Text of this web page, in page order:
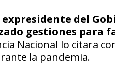
del
gestiones para
Nacional lo citara
la pandemia.